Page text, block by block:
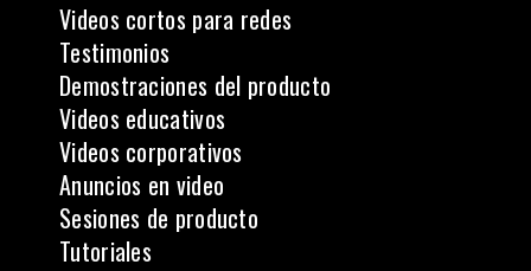
Videos cortos para redes
Testimonios
Demostraciones del producto
Videos educativos
Videos corporativos
Anuncios en video
Sesiones de producto
Tutoriales